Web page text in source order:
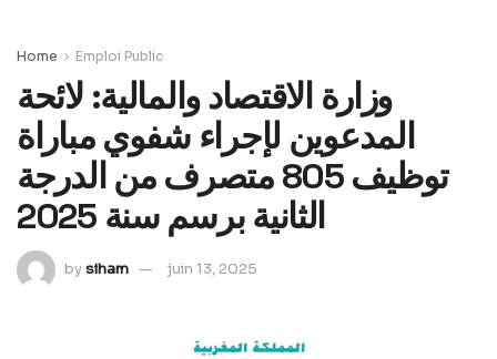
Home Emploi Public
وزارة الاقتصاد والمالية: لائحة
المدعوين لإجراء شفوي مباراة
توظيف 805 متصرف من الدرجة
الثانية برسم سنة 2025
bysiham juin 13, 2025